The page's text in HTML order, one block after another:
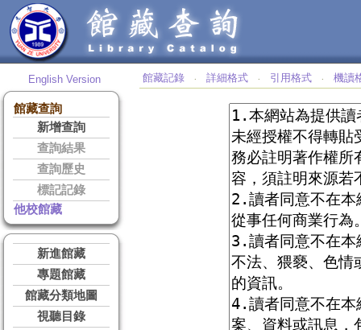
English Version
館藏查詢
新增查詢
查詢結果
查詢歷史
標記記錄
他校館藏
新進館藏
專題館藏
館藏分類地圖
視聽目錄
館藏記錄 ‧ 詳細格式 ‧ 引用格式 ‧ 機讀